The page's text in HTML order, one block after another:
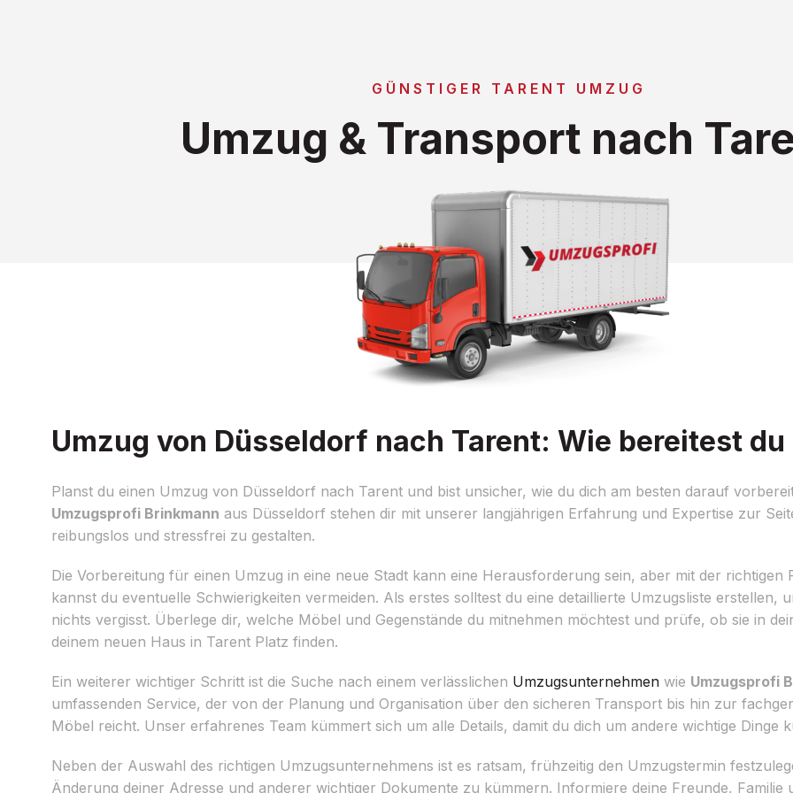
GÜNSTIGER TARENT UMZUG
Umzug & Transport nach
Umzug von Düsseldorf nach Tarent: Wie bereitest
Planst du einen Umzug von Düsseldorf nach Tarent und bist unsicher, wie du dich am besten darauf
Umzugsprofi Brinkmann aus Düsseldorf stehen dir mit unserer langjährigen Erfahrung und Expertise zur
reibungslos und stressfrei zu gestalten.
Die Vorbereitung für einen Umzug in eine neue Stadt kann eine Herausforderung sein, aber mit der richtigen
kannst du eventuelle Schwierigkeiten vermeiden. Als erstes solltest du eine detaillierte Umzugsliste erstellen,
nichts vergisst. Überlege dir, welche Möbel und Gegenstände du mitnehmen möchtest und prüfe, ob sie in
deinem neuen Haus in Tarent Platz finden.
Ein weiterer wichtiger Schritt ist die Suche nach einem verlässlichen Umzugsunternehmen wie Umzugsprofi
umfassenden Service, der von der Planung und Organisation über den sicheren Transport bis hin zur
Möbel reicht. Unser erfahrenes Team kümmert sich um alle Details, damit du dich um andere wichtige Dinge
Neben der Auswahl des richtigen Umzugsunternehmens ist es ratsam, frühzeitig den Umzugstermin
Änderung deiner Adresse und anderer wichtiger Dokumente zu kümmern. Informiere deine Freunde, Familie